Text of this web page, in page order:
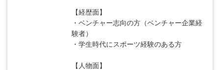
【経歴面】
・ベンチャー志向の方（ベンチャー企業経
験者）
・学生時代にスポーツ経験のある方
【人物面】